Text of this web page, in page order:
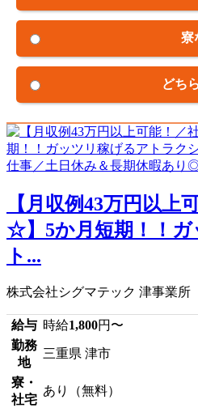
寮
どち
【月収例43万円以上
☆】5か月短期！！ガ
ト...
株式会社シグマテック 津事業所
給与 時給1,800円〜
勤務
地
三重県 津市
寮・
社宅
あり（無料）